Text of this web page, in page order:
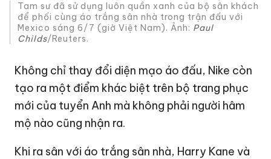
Tam sư đã sử dụng luôn quần xanh của bộ sân khách
để phối cùng áo trắng sân nhà trong trận đấu với
Mexico sáng 6/7 (giờ Việt Nam). Ảnh: Paul
Childs/Reuters.
Không chỉ thay đổi diện mạo áo đấu, Nike còn
tạo ra một điểm khác biệt trên bộ trang phục
mới của tuyển Anh mà không phải người hâm
mộ nào cũng nhận ra.
Khi ra sân với áo trắng sân nhà, Harry Kane và